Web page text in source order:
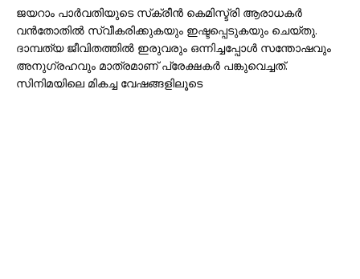
ജയറാം പാർവതിയുടെ സ്‌ക്രീൻ കെമിസ്ട്രി ആരാധകർ
വൻതോതിൽ സ്വീകരിക്കുകയും ഇഷ്ടപ്പെടുകയും ചെയ്തു.
ദാമ്പത്യ ജീവിതത്തിൽ ഇരുവരും ഒന്നിച്ചപ്പോൾ സന്തോഷവും
അനുഗ്രഹവും മാത്രമാണ് പ്രേക്ഷകർ പങ്കുവെച്ചത്.
സിനിമയിലെ മികച്ച വേഷങ്ങളിലൂടെ